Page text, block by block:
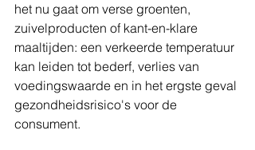
het nu gaat om verse groenten,
zuivelproducten of kant-en-klare
maaltijden: een verkeerde temperatuur
kan leiden tot bederf, verlies van
voedingswaarde en in het ergste geval
gezondheidsrisico's voor de
consument.